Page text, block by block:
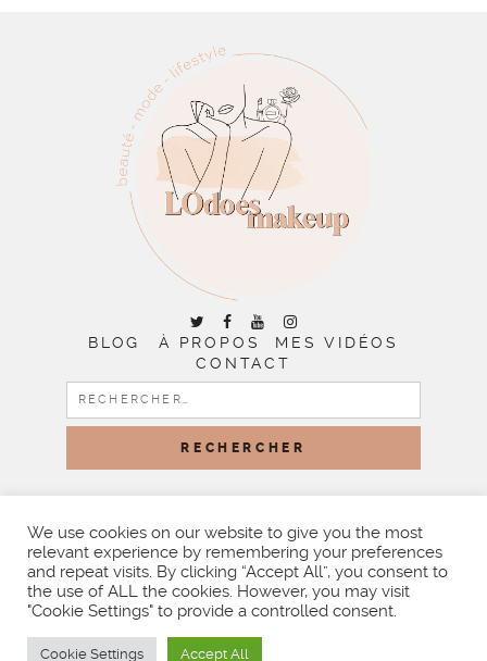
BLOG À PROPOS
MES VIDÉOS
CONTACT
RECHERCHER :
BY LITTLE THEME SHOP
We use cookies on our website to give you the most
relevant experience by remembering your preferences
and repeat visits. By clicking “Accept All”, you consent to
the use of ALL the cookies. However, you may visit
"Cookie Settings" to provide a controlled consent.
Cookie Settings Accept All